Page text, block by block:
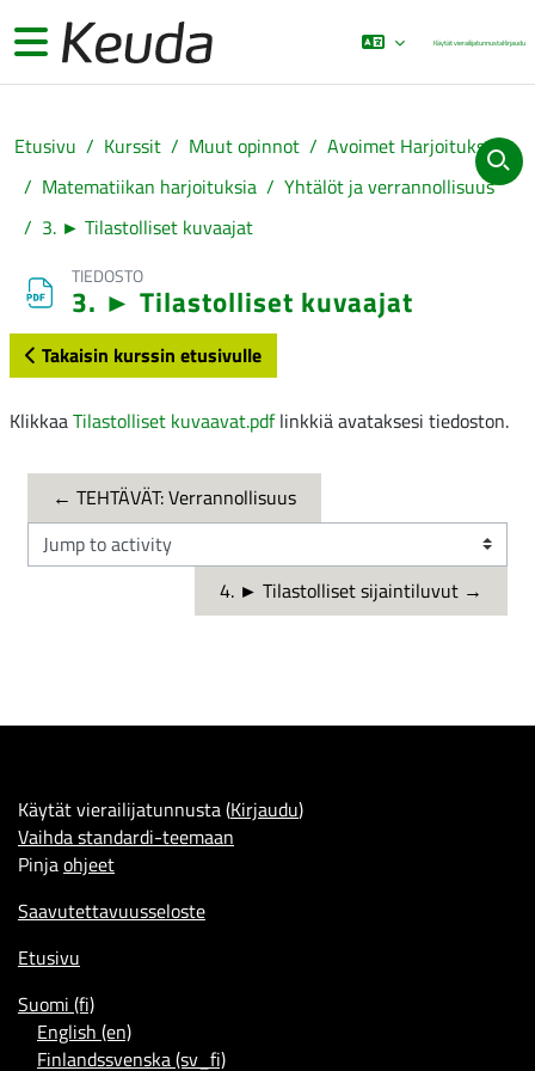
Sivupaneeli Käytät vierailijatunnustaKirjaudu
Etusivu Kurssit Muut opinnot
Avoimet Harjoitukset
Matematiikan harjoituksia
Yhtälöt ja verrannollisuus
3. ► Tilastolliset kuvaajat
TIEDOSTO
3. ► Tilastolliset kuvaajat
Takaisin kurssin etusivulle
KlikkaaTilastolliset kuvaavat.pdflinkkiä avataksesi tiedoston.
← TEHTÄVÄT: Verrannollisuus
Jump to activity
4. ► Tilastolliset sijaintiluvut →
Käytät vierailijatunnusta (Kirjaudu)
Vaihda standardi-teemaan
Pinjaohjeet
Saavutettavuusseloste
Etusivu
Suomi ‎(fi)‎
English ‎(en)‎
Finlandssvenska ‎(sv_fi)‎